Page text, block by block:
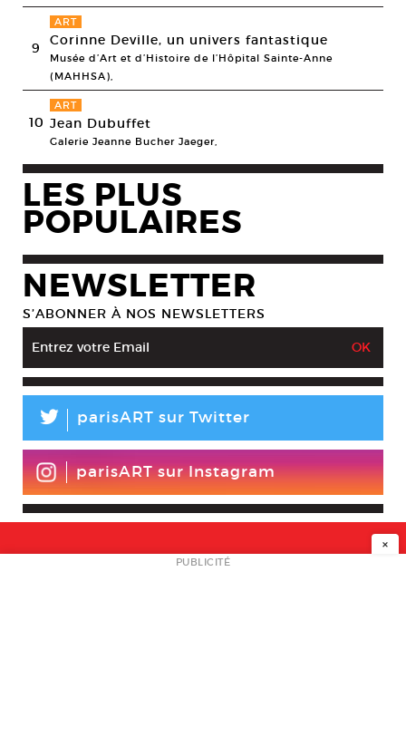
9
ART
Corinne Deville, un univers fantastique
Musée d’Art et d’Histoire de l’Hôpital Sainte-Anne
(MAHHSA),
10
ART
Jean Dubuffet
Galerie Jeanne Bucher Jaeger,
LES PLUS
POPULAIRES
NEWSLETTER
S’ABONNER À NOS NEWSLETTERS
L parisART sur Twitter
parisART sur Instagram
NEWSLETTER
×
PUBLICITÉ